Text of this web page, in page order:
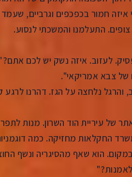
איזה חמור בכפכפים וגרביים,
התעלמנו והמשכתי לנסוע.
לעזוב. איזה נשק יש לכם
נלחצה על הגז. דהרנו לרגע
של עיריית הוד השרון. מנות
החקלאות מחזיקה. כמה
הוא שאף מהסיגריה ונשף